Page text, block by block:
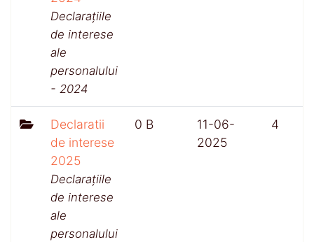
Declarațiile
de interese
ale
personalului
- 2024
Declaratii
de interese
2025
Declarațiile
de interese
ale
personalului
0 B
11-06-
2025
4